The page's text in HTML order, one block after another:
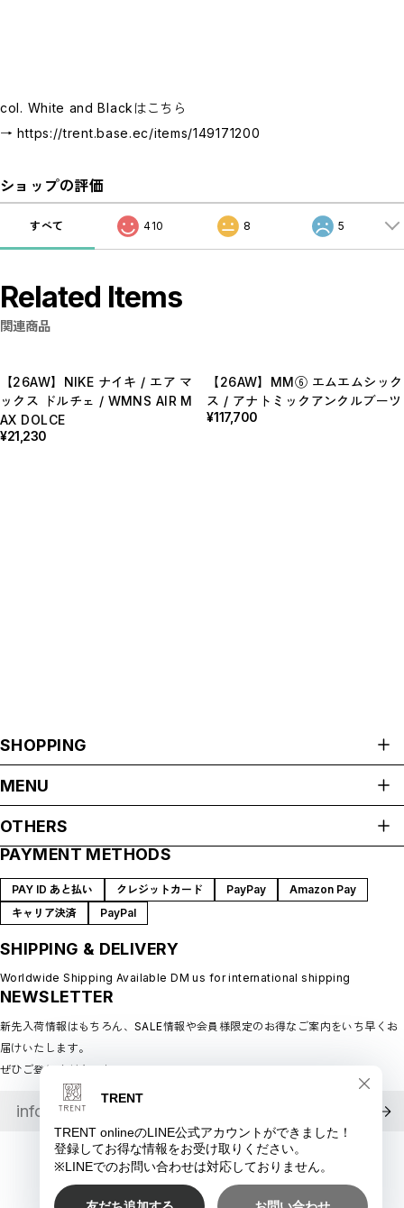
col. White and Blackはこちら
→https://trent.base.ec/items/149171200
ショップの評価
すべて 410 8 5
Related Items
関連商品
【26AW】NIKE ナイキ / エア マ
ックス ドルチェ / WMNS AIR M
AX DOLCE
¥21,230
【26AW】MM⑥ エムエムシック
ス / アナトミックアンクルブーツ
¥117,700
SHOPPING
MENU
SHOP GUIDE
BLOG
MEMBERSHIP
LOGIN
OTHERS
プライバシーポリシー
特定商取引法に基づく表記
会員規約
PAYMENT METHODS
PAY ID あと払い クレジットカード PayPay
Amazon Pay
キャリア決済
PayPal
SHIPPING & DELIVERY
Worldwide Shipping Available DM us for international shipping
NEWSLETTER
新先入荷情報はもちろん、SALE情報や会員様限定のお得なご案内をいち早くお
届けいたします。
ぜひご登録ください♪
©︎ TRENT online